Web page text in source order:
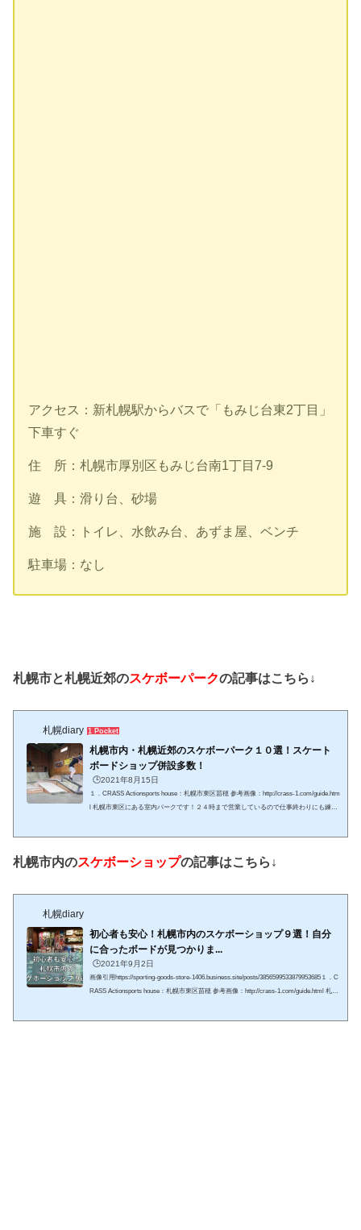
アクセス：新札幌駅からバスで「もみじ台東2丁目」
下車すぐ
住 所：札幌市厚別区もみじ台南1丁目7-9
遊 具：滑り台、砂場
施 設：トイレ、水飲み台、あずま屋、ベンチ
駐車場：なし
札幌市と札幌近郊のスケボーパークの記事はこちら↓
札幌diary 1 Pocket
札幌市内・札幌近郊のスケボーパーク１０選！スケート
ボードショップ併設多数！
🕒️2021年8月15日
１．CRASS Actionsports house：札幌市東区苗穂 参考画像：http://crass-1.com/guide.htm
l 札幌市東区にある室内パークです！２４時まで営業しているので仕事終わりにも練習
^-^*) スケボー以外にもトランポリンも併設してある珍しい施設です 参考画像：http...
札幌市内のスケボーショップの記事はこちら↓
札幌diary
初心者も安心！札幌市内のスケボーショップ９選！自分
に合ったボードが見つかりま...
🕒️2021年9月2日
画像引用https://sporting-goods-store-1406.business.site/posts/3856599533879953685１．C
RASS Actionsports house：札幌市東区苗穂 参考画像：http://crass-1.com/guide.html 札幌